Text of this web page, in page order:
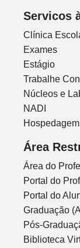
Servicos
Clínica
Exames
Estágio
Trabalhe
Núcleos e
NADI
Área
Área do
Portal do
Portal do
Graduação
Pós-
Biblioteca